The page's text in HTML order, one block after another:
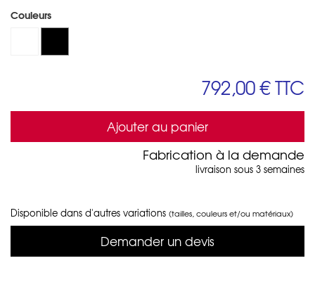
Couleurs
792,00 €TTC
Ajouter au panier
Fabrication à la demande
livraison sous 3 semaines
Disponible dans d'autres variations (tailles, couleurs et/ou matériaux)
Demander un devis